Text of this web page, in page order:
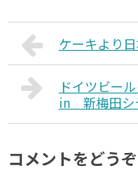
ケーキより日
ドイツビー
in 新梅田シ
コメントをどうぞ